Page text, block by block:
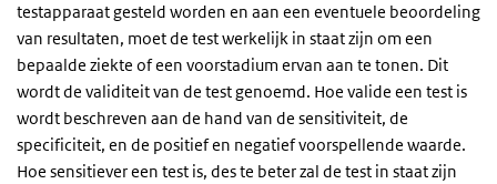
testapparaat gesteld worden en aan een eventuele beoordeling
van resultaten, moet de test werkelijk in staat zijn om een
bepaalde ziekte of een voorstadium ervan aan te tonen. Dit
wordt de validiteit van de test genoemd. Hoe valide een test is
wordt beschreven aan de hand van de sensitiviteit, de
specificiteit, en de positief en negatief voorspellende waarde.
Hoe sensitiever een test is, des te beter zal de test in staat zijn